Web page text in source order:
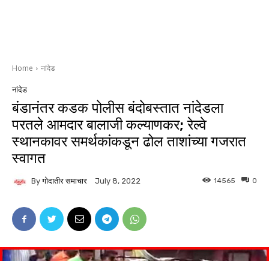
Home नांदेड
नांदेड
बंडानंतर कडक पोलीस बंदोबस्तात नांदेडला
परतले आमदार बालाजी कल्याणकर; रेल्वे
स्थानकावर समर्थकांकडून ढोल ताशांच्या गजरात
स्वागत
By गोदातीर समाचार July 8, 2022 0
14565